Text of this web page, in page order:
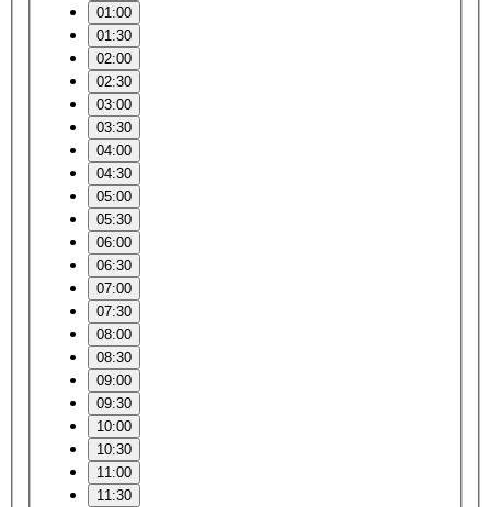
01:00
01:30
02:00
02:30
03:00
03:30
04:00
04:30
05:00
05:30
06:00
06:30
07:00
07:30
08:00
08:30
09:00
09:30
10:00
10:30
11:00
11:30